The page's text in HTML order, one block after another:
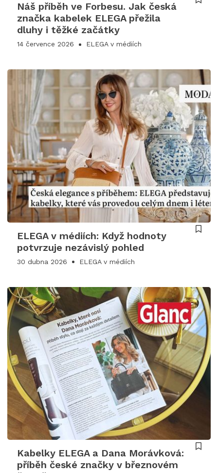
Náš příběh ve Forbesu. Jak česká
značka kabelek ELEGA přežila
dluhy i těžké začátky
14 července 2026 ELEGA v médiích
ELEGA v médiích: Když hodnoty
potvrzuje nezávislý pohled
30 dubna 2026 ELEGA v médiích
Kabelky ELEGA a Dana Morávková:
příběh české značky v březnovém